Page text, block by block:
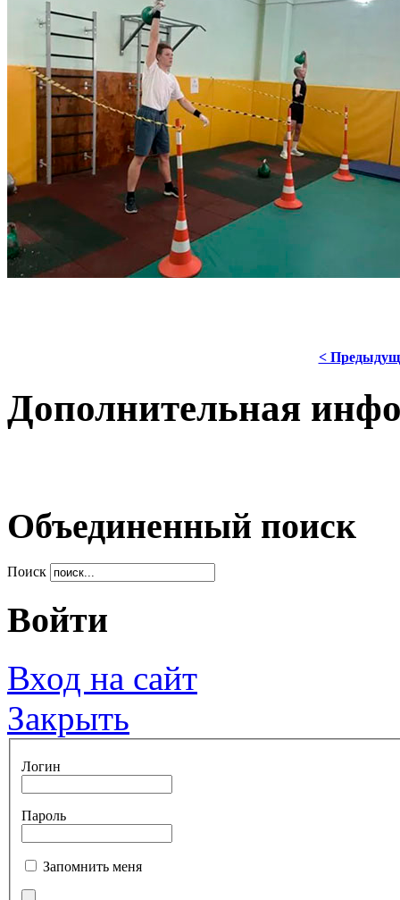
<
Дополнительная
Объединенный поиск
Поиск
Войти
Вход на сайт
Закрыть
Логин
Пароль
Запомнить меня